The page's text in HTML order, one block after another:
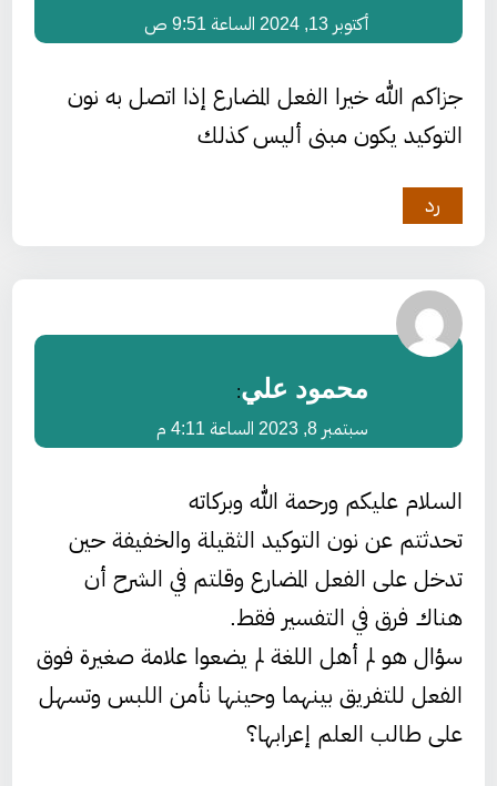
أكتوبر 13, 2024 الساعة 9:51 ص
جزاكم الله خيرا الفعل المضارع إذا اتصل به نون
التوكيد يكون مبنى أليس كذلك
رد
محمود علي:
سبتمبر 8, 2023 الساعة 4:11 م
السلام عليكم ورحمة الله وبركاته
تحدثتم عن نون التوكيد الثقيلة والخفيفة حين
تدخل على الفعل المضارع وقلتم في الشرح أن
هناك فرق في التفسير فقط.
سؤال هو لم أهل اللغة لم يضعوا علامة صغيرة فوق
الفعل للتفريق بينهما وحينها نأمن اللبس وتسهل
على طالب العلم إعرابها؟